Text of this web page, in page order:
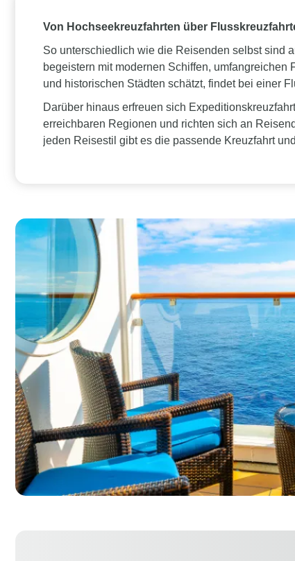
Von Hochseekreuzfahrten über
So unterschiedlich wie die Reisenden selbst sind
begeistern mit modernen Schiffen,
und historischen Städten schätzt, findet bei einer
Darüber hinaus erfreuen sich
erreichbaren Regionen und richten sich an
jeden Reisestil gibt es die passende Kreuzfahrt